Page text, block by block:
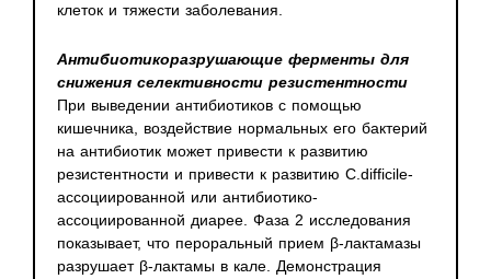
клеток и тяжести заболевания.
Антибиотикоразрушающие ферменты для
снижения селективности резистентности
При выведении антибиотиков с помощью
кишечника, воздействие нормальных его бактерий
на антибиотик может привести к развитию
резистентности и привести к развитию C.difficile-
ассоциированной или антибиотико-
ассоциированной диарее. Фаза 2 исследования
показывает, что пероральный прием β-лактамазы
разрушает β-лактамы в кале. Демонстрация